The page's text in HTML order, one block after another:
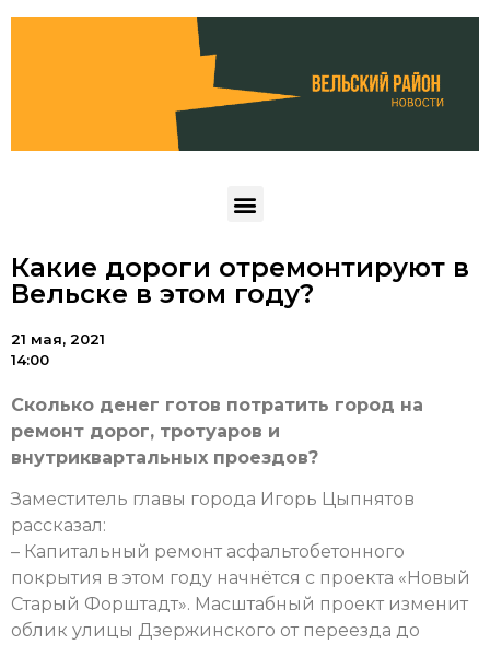
Какие дороги отремонтируют в
Вельске в этом году?
21 мая, 2021
14:00
Сколько денег готов потратить город на
ремонт дорог, тротуаров и
внутриквартальных проездов?
Заместитель главы города Игорь Цыпнятов
рассказал:
– Капитальный ремонт асфальтобетонного
покрытия в этом году начнётся с проекта «Новый
Старый Форштадт». Масштабный проект изменит
облик улицы Дзержинского от переезда до